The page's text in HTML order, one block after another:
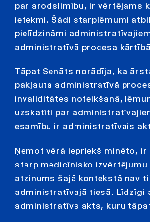
par arodslimību, ir vērtējams
ietekmi. Šādi starplēmumi
pielīdzināmi
administratīvā procesa
Tāpat Senāts norādīja, ka
pakļauta administratīvā
invaliditātes noteikšanā,
uzskatīti par
esamību ir administratīvais
Ņemot vērā iepriekš minēto,
starp medicīnisko
atzinums šajā kontekstā nav
administratīvajā tiesā. Līdzīgi
administratīvs akts, kuru